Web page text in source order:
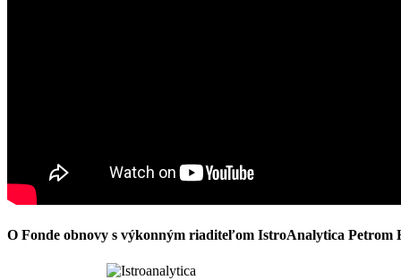
O Fonde obnovy s výkonným riaditeľom IstroAnalytica Petrom